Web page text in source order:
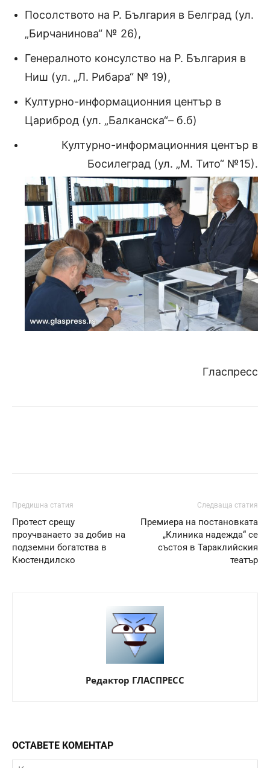
Посолството на Р. България в Белград (ул.
„Бирчанинова“ № 26),
Генералното консулство на Р. България в
Ниш (ул. „Л. Рибара“ № 19),
Културно-информационния център в
Цариброд (ул. „Балканска“– б.б)
Културно-информационния център в
Босилеград (ул. „М. Тито“ №15).
Гласпресс
Предишна статия
Протест срещу
проучванаето за добив на
подземни богатства в
Кюстендилско
Следваща статия
Премиера на постановката
„Клиника надежда“ се
състоя в Тараклийския
театър
Редактор ГЛАСПРЕСС
ОСТАВЕТЕ КОМЕНТАР